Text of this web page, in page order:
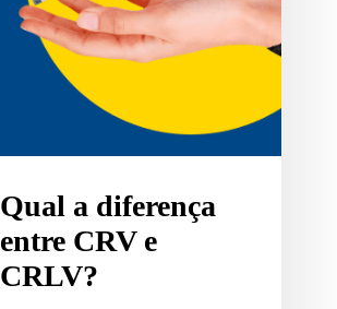
Qual a diferença
entre CRV e
CRLV?